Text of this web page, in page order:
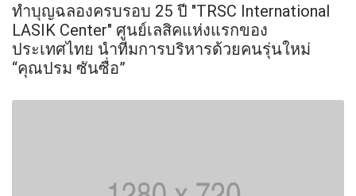
ทำบุญฉลองครบรอบ 25 ปี "TRSC International
LASIK Center" ศูนย์เลสิคแห่งแรกของ
ประเทศไทย นำทีมการบริหารด้วยคนรุ่นใหม่
“คุณปรม ซันซื่อ”